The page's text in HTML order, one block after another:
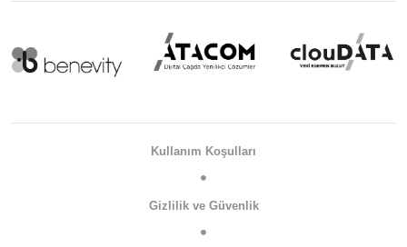
Kullanım Koşulları
Gizlilik ve Güvenlik